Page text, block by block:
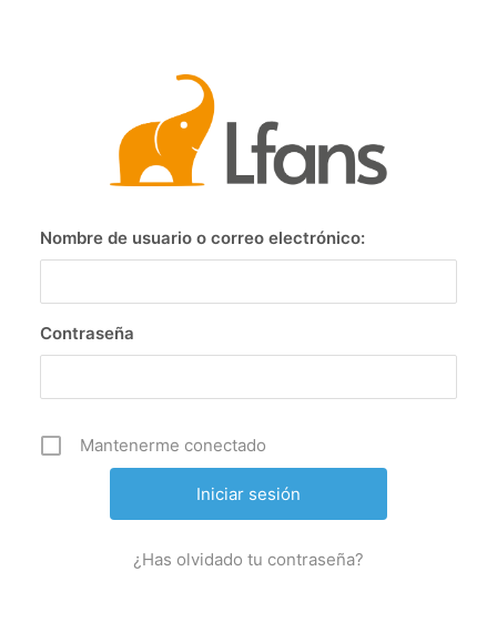
Nombre de usuario o correo electrónico:
Contraseña
Mantenerme conectado
¿Has olvidado tu contraseña?